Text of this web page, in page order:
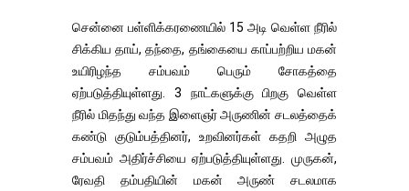
சென்னை பள்ளிக்கரணையில் 15 அடி வெள்ள நீரில்
சிக்கிய தாய், தந்தை, தங்கையை காப்பற்றிய மகன்
உயிரிழந்த சம்பவம் பெரும் சோகத்தை
ஏற்படுத்தியுள்ளது. 3 நாட்களுக்கு பிறகு வெள்ள
நீரில் மிதந்து வந்த இளைஞர் அருணின் சடலத்தைக்
கண்டு குடும்பத்தினர், உறவினர்கள் கதறி அழுத
சம்பவம் அதிர்ச்சியை ஏற்படுத்தியுள்ளது. முருகன்,
ரேவதி தம்பதியின் மகன் அருண் சடலமாக